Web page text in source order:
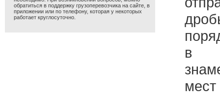
обратиться в поддержку грузоперевозчика на сайте, в
приложении или по телефону, которая у некоторых
работает круглосуточно.
в
мест